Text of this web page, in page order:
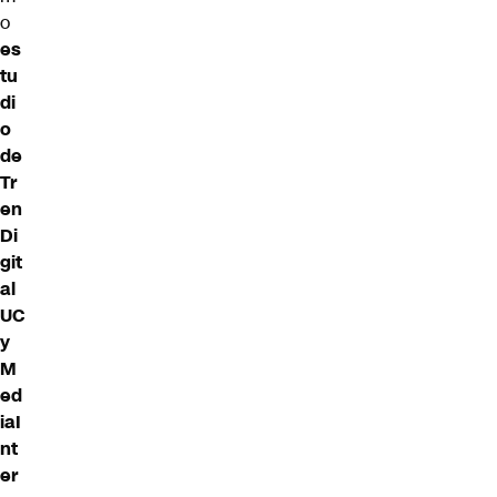
o
es
tu
di
o
de
Tr
en
Di
git
al
UC
y
M
ed
iaI
nt
er